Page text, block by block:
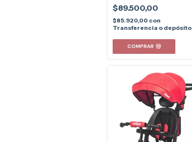
$89.500,00
$85.920,00 con
Transferencia o depósito
COMPRAR